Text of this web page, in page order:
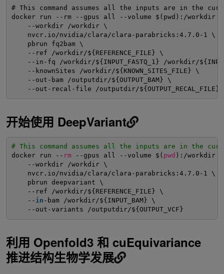
# This command assumes all the inputs are in the
docker run --rm --gpus all --volume $(pwd):/workdir
--workdir /workdir \
nvcr.io/nvidia/clara/clara-parabricks:4.7.0-1 \
pbrun fq2bam \
--ref /workdir/${REFERENCE_FILE} \
--in-fq /workdir/${INPUT_FASTQ_1} /workdir/
--knownSites /workdir/${KNOWN_SITES_FILE} \
--out-bam /outputdir/${OUTPUT_BAM} \
--out-recal-file /outputdir/${OUTPUT_RECAL_FILE}
开始使用 DeepVariant
# This command assumes all the inputs are in the
docker run -- rm --gpus all --volume $( pwd ): /workdir
--workdir /workdir
\
nvcr.io/nvidia/clara/clara-parabricks :4.7.0-1 \
pbrun deepvariant \
--ref /workdir/${REFERENCE_FILE} \
-- in -bam /workdir/${INPUT_BAM} \
--out-variants /outputdir/${OUTPUT_VCF}
利用 Openfold3 和 cuEquivariance
推进结构生物学发展